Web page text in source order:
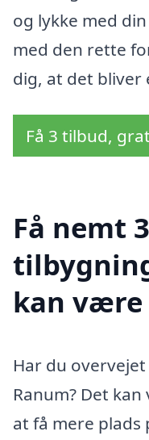
og lykke med din
med den rette
dig, at det bliver
Få 3 tilbud,
Få nemt
kan
Har du
Ranum? Det
at få mere plads